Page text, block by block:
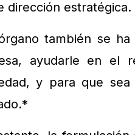
dirección estratégica.
también se
ayudarle en el
y para que